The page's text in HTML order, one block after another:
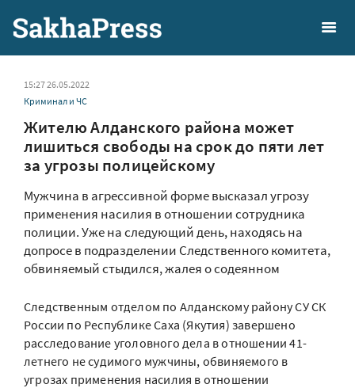
15:27 26.05.2022
Криминал и ЧС
Жителю Алданского района может
лишиться свободы на срок до пяти лет
за угрозы полицейскому
Мужчина в агрессивной форме высказал угрозу
применения насилия в отношении сотрудника
полиции. Уже на следующий день, находясь на
допросе в подразделении Следственного комитета,
обвиняемый стыдился, жалея о содеянном
Следственным отделом по Алданскому району СУ СК
России по Республике Саха (Якутия) завершено
расследование уголовного дела в отношении 41-
летнего не судимого мужчины, обвиняемого в
угрозах применения насилия в отношении